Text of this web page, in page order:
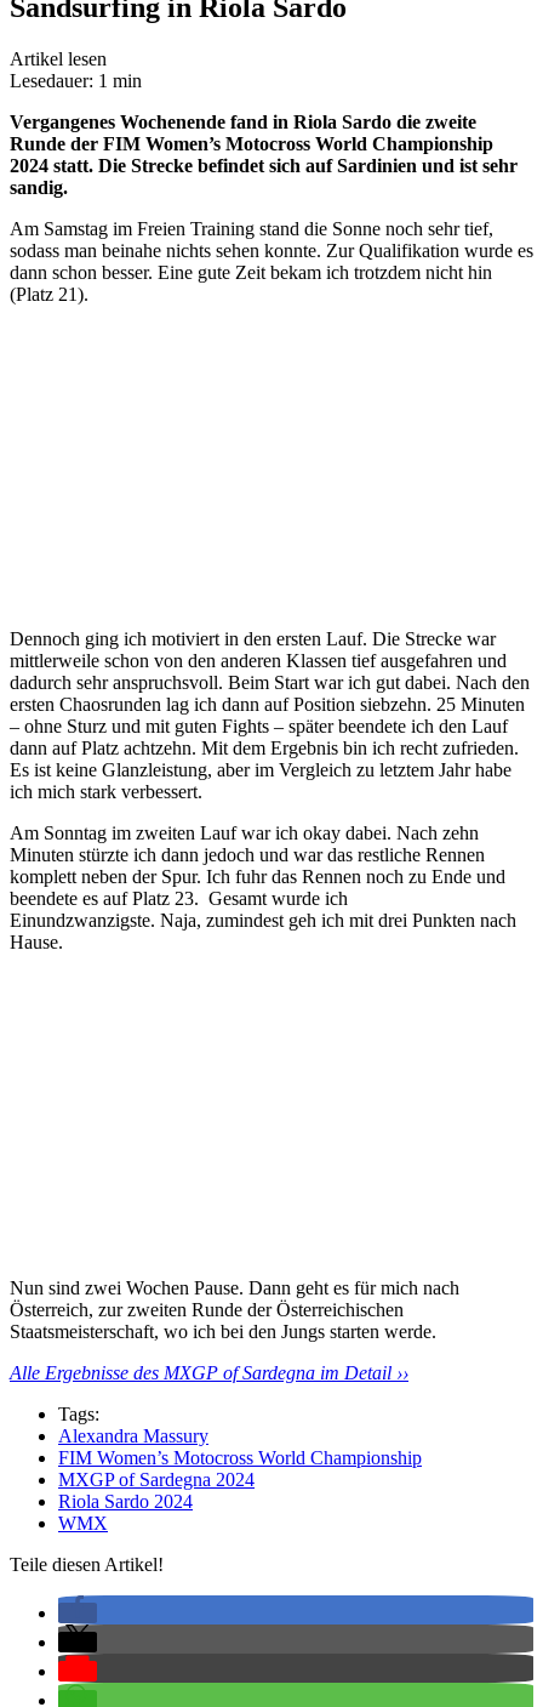
Sandsurfing in Riola Sardo
Artikel lesen
Lesedauer: 1 min
Vergangenes Wochenende fand in Riola Sardo die zweite
Runde der FIM Women’s Motocross World Championship
2024 statt. Die Strecke befindet sich auf Sardinien und ist sehr
sandig.
Am Samstag im Freien Training stand die Sonne noch sehr tief,
sodass man beinahe nichts sehen konnte. Zur Qualifikation wurde es
dann schon besser. Eine gute Zeit bekam ich trotzdem nicht hin
(Platz 21).
Dennoch ging ich motiviert in den ersten Lauf. Die Strecke war
mittlerweile schon von den anderen Klassen tief ausgefahren und
dadurch sehr anspruchsvoll. Beim Start war ich gut dabei. Nach den
ersten Chaosrunden lag ich dann auf Position siebzehn. 25 Minuten
– ohne Sturz und mit guten Fights – später beendete ich den Lauf
dann auf Platz achtzehn. Mit dem Ergebnis bin ich recht zufrieden.
Es ist keine Glanzleistung, aber im Vergleich zu letztem Jahr habe
ich mich stark verbessert.
Am Sonntag im zweiten Lauf war ich okay dabei. Nach zehn
Minuten stürzte ich dann jedoch und war das restliche Rennen
komplett neben der Spur. Ich fuhr das Rennen noch zu Ende und
beendete es auf Platz 23. Gesamt wurde ich
Einundzwanzigste. Naja, zumindest geh ich mit drei Punkten nach
Hause.
Nun sind zwei Wochen Pause. Dann geht es für mich nach
Österreich, zur zweiten Runde der Österreichischen
Staatsmeisterschaft, wo ich bei den Jungs starten werde.
Alle Ergebnisse des MXGP of Sardegna im Detail ››
Tags:
Alexandra Massury
FIM Women’s Motocross World Championship
MXGP of Sardegna 2024
Riola Sardo 2024
WMX
Teile diesen Artikel!